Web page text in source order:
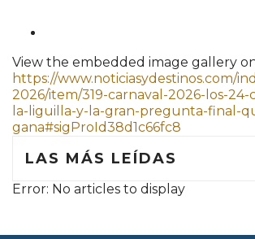
View the embedded image gallery
https://www.noticiasydestinos.com/
2026/item/319-carnaval-2026-los-24-
la-liguilla-y-la-gran-pregunta-final-
gana#sigProId38d1c66fc8
LAS MÁS LEÍDAS
Error: No articles to display